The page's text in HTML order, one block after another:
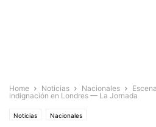
Home Noticias Nacionales
indignación en Londres — La Jornada
Noticias Nacionales